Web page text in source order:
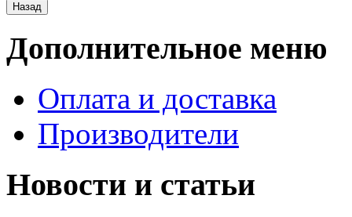
Дополнительное меню
Оплата и доставка
Производители
Новости и статьи